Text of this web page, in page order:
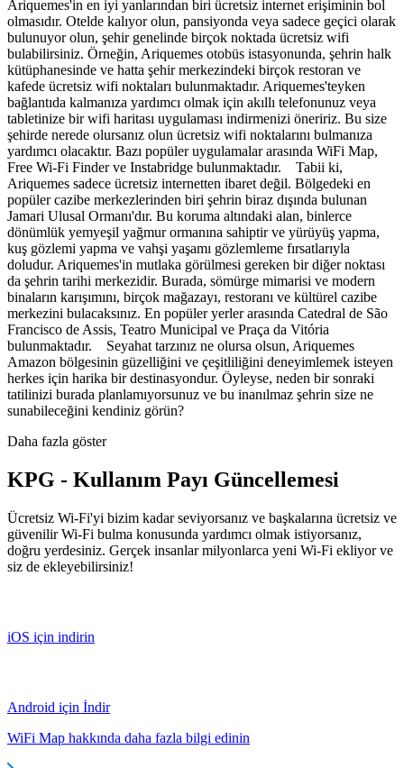
Ariquemes'in en iyi yanlarından biri ücretsiz internet erişiminin bol
olmasıdır. Otelde kalıyor olun, pansiyonda veya sadece geçici olarak
bulunuyor olun, şehir genelinde birçok noktada ücretsiz wifi
bulabilirsiniz. Örneğin, Ariquemes otobüs istasyonunda, şehrin halk
kütüphanesinde ve hatta şehir merkezindeki birçok restoran ve
kafede ücretsiz wifi noktaları bulunmaktadır. Ariquemes'teyken
bağlantıda kalmanıza yardımcı olmak için akıllı telefonunuz veya
tabletinize bir wifi haritası uygulaması indirmenizi öneririz. Bu size
şehirde nerede olursanız olun ücretsiz wifi noktalarını bulmanıza
yardımcı olacaktır. Bazı popüler uygulamalar arasında WiFi Map,
Free Wi-Fi Finder ve Instabridge bulunmaktadır. Tabii ki,
Ariquemes sadece ücretsiz internetten ibaret değil. Bölgedeki en
popüler cazibe merkezlerinden biri şehrin biraz dışında bulunan
Jamari Ulusal Ormanı'dır. Bu koruma altındaki alan, binlerce
dönümlük yemyeşil yağmur ormanına sahiptir ve yürüyüş yapma,
kuş gözlemi yapma ve vahşi yaşamı gözlemleme fırsatlarıyla
doludur. Ariquemes'in mutlaka görülmesi gereken bir diğer noktası
da şehrin tarihi merkezidir. Burada, sömürge mimarisi ve modern
binaların karışımını, birçok mağazayı, restoranı ve kültürel cazibe
merkezini bulacaksınız. En popüler yerler arasında Catedral de São
Francisco de Assis, Teatro Municipal ve Praça da Vitória
bulunmaktadır. Seyahat tarzınız ne olursa olsun, Ariquemes
Amazon bölgesinin güzelliğini ve çeşitliliğini deneyimlemek isteyen
herkes için harika bir destinasyondur. Öyleyse, neden bir sonraki
tatilinizi burada planlamıyorsunuz ve bu inanılmaz şehrin size ne
sunabileceğini kendiniz görün?
Daha fazla göster
KPG - Kullanım Payı Güncellemesi
Ücretsiz Wi-Fi'yi bizim kadar seviyorsanız ve başkalarına ücretsiz ve
güvenilir Wi-Fi bulma konusunda yardımcı olmak istiyorsanız,
doğru yerdesiniz. Gerçek insanlar milyonlarca yeni Wi-Fi ekliyor ve
siz de ekleyebilirsiniz!
iOS için indirin
Android için İndir
WiFi Map hakkında daha fazla bilgi edinin